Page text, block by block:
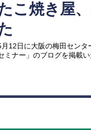
こ焼き屋
月12日に大阪の梅田センタ
ミナー」のブログを掲載い